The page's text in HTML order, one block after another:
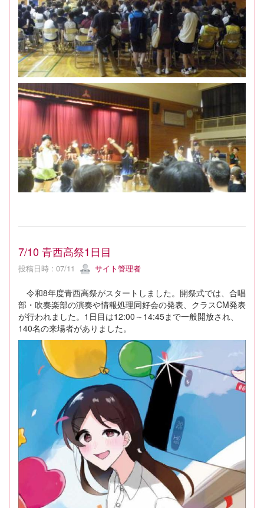
7/10 青西高祭1日目
投稿日時 : 07/11 サイト管理者
令和8年度青西高祭がスタートしました。開祭式では、合唱
部・吹奏楽部の演奏や情報処理同好会の発表、クラスCM発表
が行われました。1日目は12:00～14:45まで一般開放され、
140名の来場者がありました。